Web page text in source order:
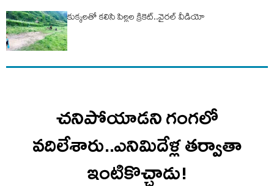
కుక్కలతో కలిసి పిల్లల క్రికెట్..వైరల్ వీడియో
చనిపోయాడని గంగలో
వదిలేశారు..ఎనిమిదేళ్ల తర్వాతా
ఇంటికొచ్చాడు!